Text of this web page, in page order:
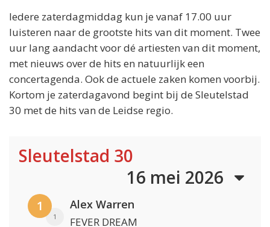
Iedere zaterdagmiddag kun je vanaf 17.00 uur
luisteren naar de grootste hits van dit moment. Twee
uur lang aandacht voor dé artiesten van dit moment,
met nieuws over de hits en natuurlijk een
concertagenda. Ook de actuele zaken komen voorbij.
Kortom je zaterdagavond begint bij de Sleutelstad
30 met de hits van de Leidse regio.
Sleutelstad 30
16 mei 2026
1
1
Alex Warren
FEVER DREAM